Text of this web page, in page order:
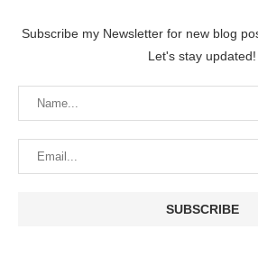
Subscribe my Newsletter for new blog
Let's stay updated!